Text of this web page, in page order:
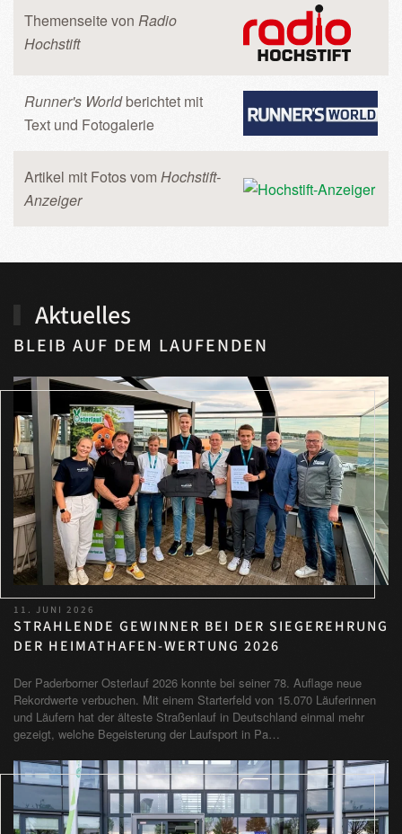
Themenseite von Radio
Hochstift
Runner's Worldberichtet mit
Text und Fotogalerie
Artikel mit Fotos vom Hochstift-
Anzeiger
Aktuelles
BLEIB AUF DEM LAUFENDEN
11. JUNI 2026
STRAHLENDE GEWINNER BEI DER SIEGEREHRUNG
DER HEIMATHAFEN-WERTUNG 2026
Der Paderborner Osterlauf 2026 konnte bei seiner 78. Auflage neue
Rekordwerte verbuchen. Mit einem Starterfeld von 15.070 Läuferinnen
und Läufern hat der älteste Straßenlauf in Deutschland einmal mehr
gezeigt, welche Begeisterung der Laufsport in Pa…